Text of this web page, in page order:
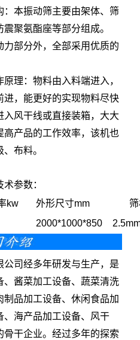
：本振动筛主要由架体、筛
聚氨酯座等部分组成。
力部分外，全部采用优质的
原理：物料由入料端进入，
进，能更好的实现物料尽快
入风干线或直接装箱，大大
高产品的工作效率，该机也
布料。
参数：
kw 外形尺寸mm
筛
2000*1000*850
司经多年研发与生产，是
、酱菜加工设备、蔬菜清洗
品加工设备、休闲食品加
、海产品加工设备、风干
干企业。经过多年的探索